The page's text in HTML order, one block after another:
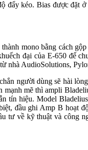
kéo. Bias được
mono bằng cách
đại của E-650 để
từ nhà AudioSolutions,
người dùng sẽ hài
mẽ thì ampli
tín hiệu. Model
đầu ghi Amp B hoạt
về kỹ thuật và công